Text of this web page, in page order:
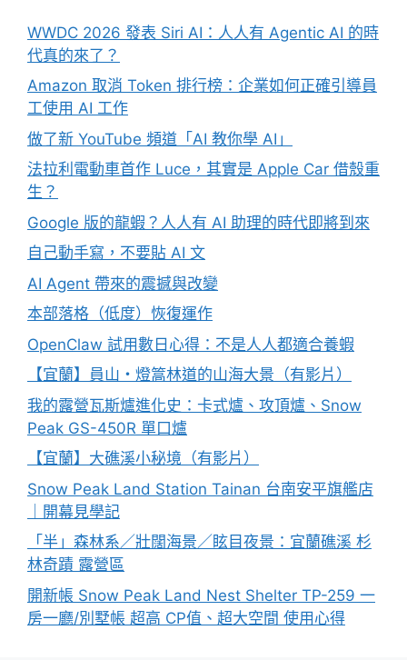
WWDC 2026 發表 Siri AI：人人有 Agentic AI 的時
代真的來了？
Amazon 取消 Token 排行榜：企業如何正確引導員
工使用 AI 工作
做了新 YouTube 頻道「AI 教你學 AI」
法拉利電動車首作 Luce，其實是 Apple Car 借殼重
生？
Google 版的龍蝦？人人有 AI 助理的時代即將到來
自己動手寫，不要貼 AI 文
AI Agent 帶來的震撼與改變
本部落格（低度）恢復運作
OpenClaw 試用數日心得：不是人人都適合養蝦
【宜蘭】員山・燈篙林道的山海大景（有影片）
我的露營瓦斯爐進化史：卡式爐、攻頂爐、Snow
Peak GS-450R 單口爐
【宜蘭】大礁溪小秘境（有影片）
Snow Peak Land Station Tainan 台南安平旗艦店
｜開幕見學記
「半」森林系／壯闊海景／眩目夜景：宜蘭礁溪 杉
林奇蹟 露營區
開新帳 Snow Peak Land Nest Shelter TP-259 一
房一廳/別墅帳 超高 CP值、超大空間 使用心得